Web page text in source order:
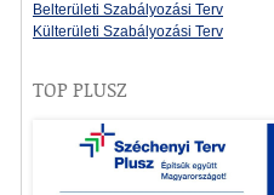
Belterületi Szabályozási Terv
Külterületi Szabályozási Terv
TOP PLUSZ